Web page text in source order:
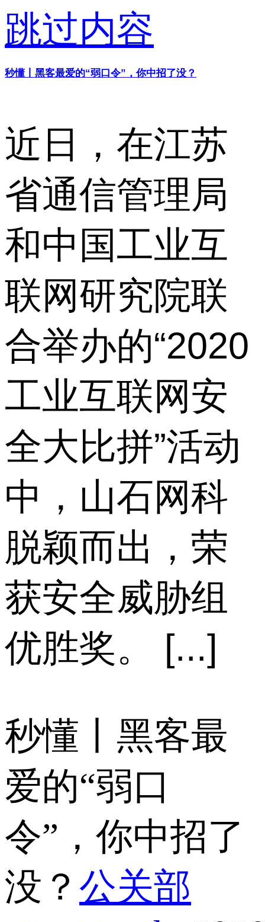
跳过内容
秒懂丨黑客最爱的“弱口令”，你中招了没？
近日，在江苏
省通信管理局
和中国工业互
联网研究院联
合举办的“2020
工业互联网安
全大比拼”活动
中，山石网科
脱颖而出，荣
获安全威胁组
优胜奖。 [...]
秒懂丨黑客最
爱的“弱口
令”，你中招了
没？ 公关部